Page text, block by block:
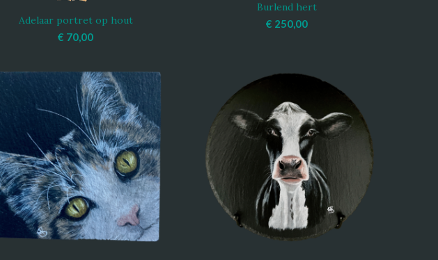
TOEVOEGEN AAN WINKELWAGEN
Adelaar portret op hout
€ 70,00
TOEVOEGEN AAN WINKELWAGEN
Burlend hert
€ 250,00